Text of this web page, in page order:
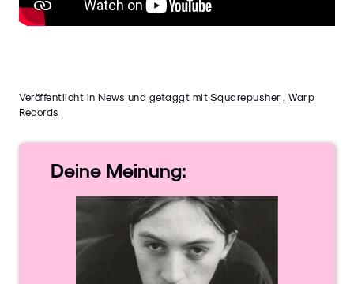
Veröffentlicht in News und getaggt mit Squarepusher, Warp
Records
Deine Meinung: